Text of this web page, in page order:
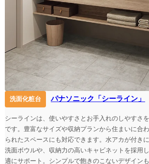
洗面化粧台 パナソニック「シーライン」
シーラインは、使いやすさとお手入れのしやすさ
です。豊富なサイズや収納プランから住まいに合
られたスペースにも対応できます。水アカが付き
洗面ボウルや、収納力の高いキャビネットを採用
適にサポート。シンプルで飽きのこないデザイン